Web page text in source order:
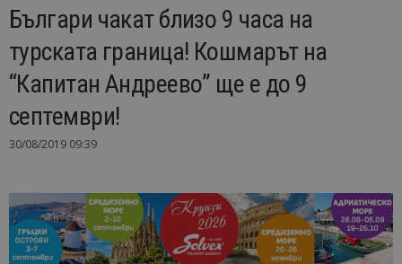
Българи чакат близо 9 часа на
турската граница! Кошмарът на
“Капитан Андреево” ще е до 9
септември!
30/08/2019 09:39